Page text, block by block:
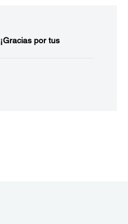
¡Gracias por tus